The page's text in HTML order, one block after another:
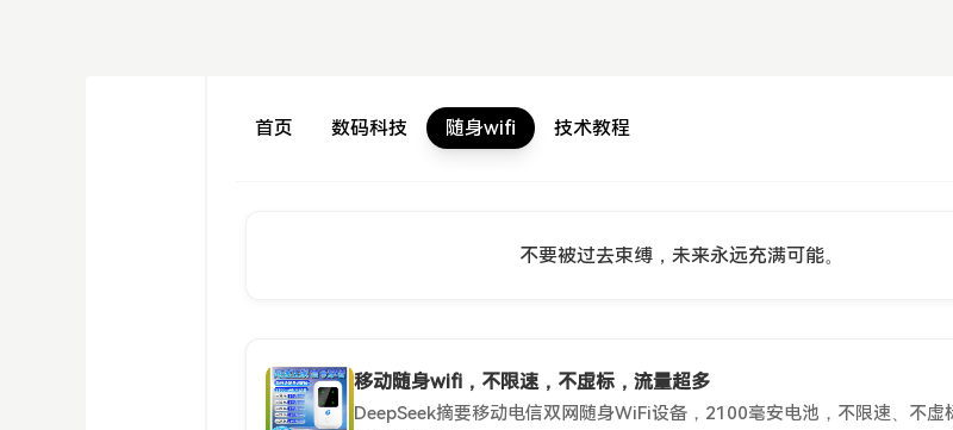
首页 数码科技 随身wifi 技术教程
不要被过去束缚，未来永远充满可能。
移动随身wifi，不限速，不虚标，流量超多